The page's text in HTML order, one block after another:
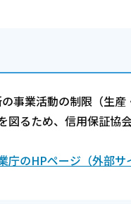
事業活動の制限（生
図るため、信用保証
庁のHPページ（外部サ